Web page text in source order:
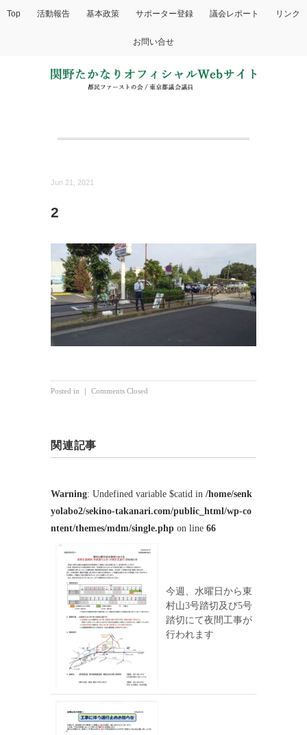
Top 活動報告 基本政策 サポーター登録 議会レポート リンク
お問い合せ
Jun 21, 2021
2
Posted in ｜ Comments Closed
関連記事
Warning: Undefined variable $catid in /home/senk
yolabo2/sekino-takanari.com/public_html/wp-co
ntent/themes/mdm/single.php on line 66
今週、水曜日から東
村山3号踏切及び5号
踏切にて夜間工事が
行われます